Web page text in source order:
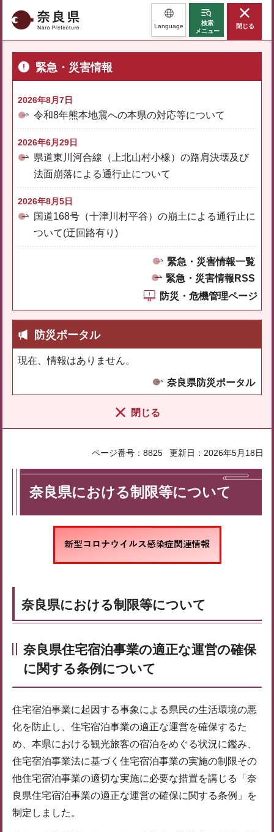
奈良県 Language
検索
メニュー
閉じる
緊急・災害情報
2026年8月7日
令和8年熊本地震への本県の対応等について
2026年6月29日
県道東川河合線（上北山村小橡）の路肩決壊及び
法面崩落による通行止について
2026年8月5日
国道168号（十津川村平谷）の崩土による通行止に
ついて(迂回路有り)
緊急・災害情報一覧
緊急・災害情報RSS
防災・危機管理ページ
防災ポータル
現在、情報はありません。
奈良県防災ポータル
閉じる
ページ番号：8825 更新日：2026年5月18日
奈良県における制限等について
奈良県における制限等について
奈良県住宅宿泊事業の適正な運営の確保
に関する条例について
住宅宿泊事業に起因する事象による県民の生活環境の悪
化を防止し、住宅宿泊事業の適正な運営を確保するた
め、本県における観光旅客の宿泊をめぐる状況に鑑み、
住宅宿泊事業法に基づく住宅宿泊事業の実施の制限その
他住宅宿泊事業の適切な実施に必要な措置を講じる「奈
良県住宅宿泊事業の適正な運営の確保に関する条例」を
制定しました。